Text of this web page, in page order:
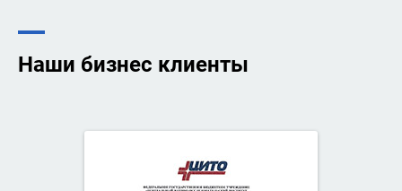
Наши бизнес клиенты